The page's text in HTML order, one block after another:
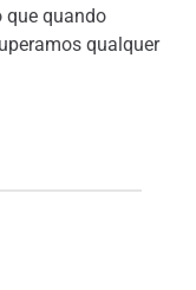
que quando
qualquer